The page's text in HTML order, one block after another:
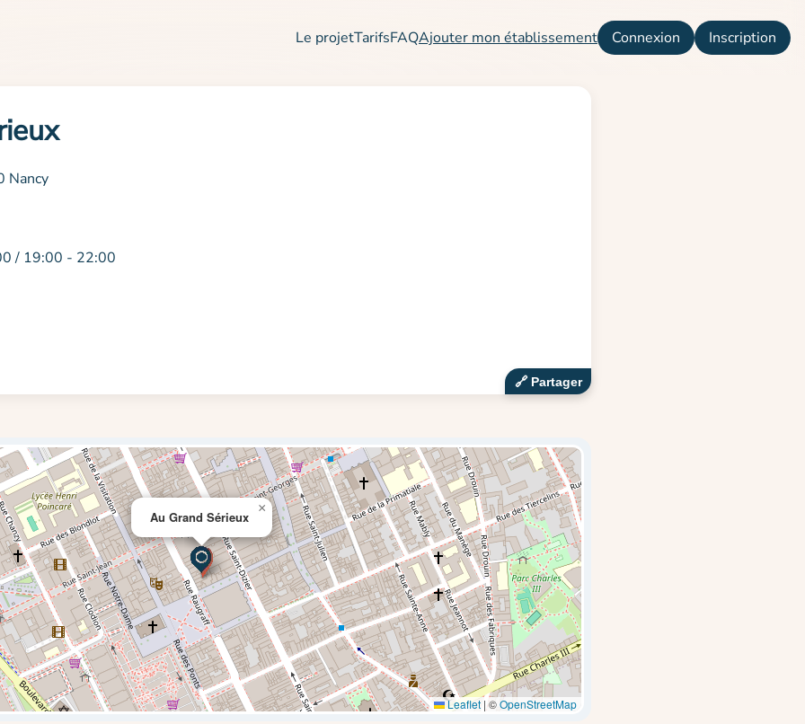
Le projetTarifsFAQAjouter mon établissement Connexion Inscription
Nancy
/ 19:00 - 22:00
🔗‍️ Partager
Au Grand Sérieux
×
Leaflet |©OpenStreetMap